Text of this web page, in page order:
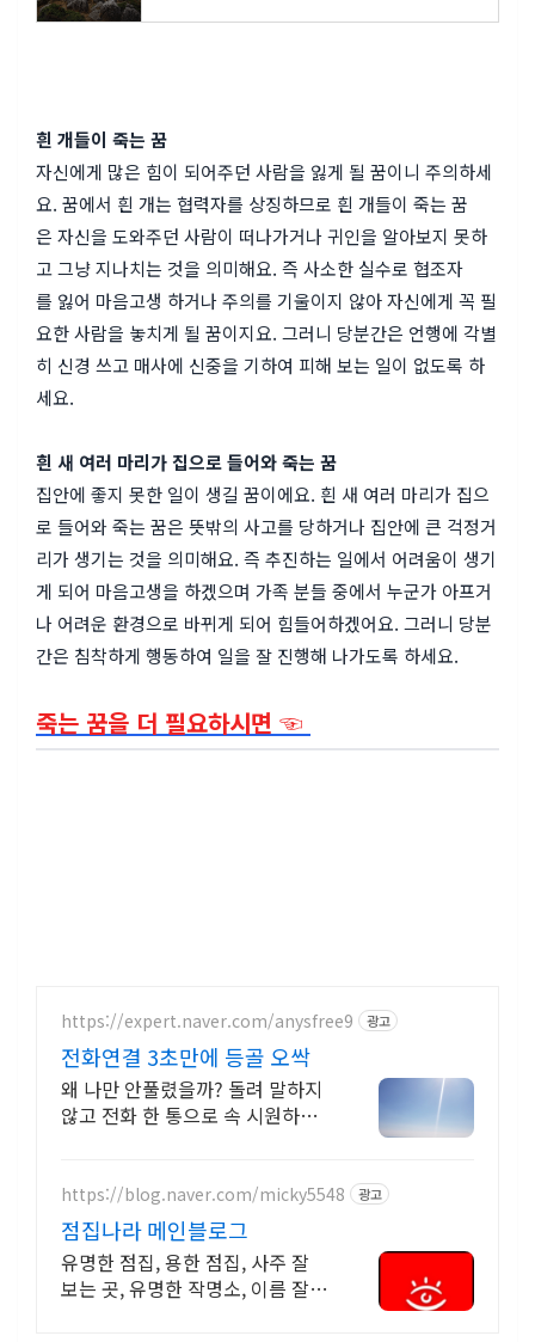
흰 개들이 죽는 꿈
자신에게 많은 힘이 되어주던 사람을 잃게 될 꿈이니 주의하세
요. 꿈에서 흰 개는 협력자를 상징하므로 흰 개들이 죽는 꿈
은 자신을 도와주던 사람이 떠나가거나 귀인을 알아보지 못하
고 그냥 지나치는 것을 의미해요. 즉 사소한 실수로 협조자
를 잃어 마음고생 하거나 주의를 기울이지 않아 자신에게 꼭 필
요한 사람을 놓치게 될 꿈이지요. 그러니 당분간은 언행에 각별
히 신경 쓰고 매사에 신중을 기하여 피해 보는 일이 없도록 하
세요.
흰 새 여러 마리가 집으로 들어와 죽는 꿈
집안에 좋지 못한 일이 생길 꿈이에요. 흰 새 여러 마리가 집으
로 들어와 죽는 꿈은 뜻밖의 사고를 당하거나 집안에 큰 걱정거
리가 생기는 것을 의미해요. 즉 추진하는 일에서 어려움이 생기
게 되어 마음고생을 하겠으며 가족 분들 중에서 누군가 아프거
나 어려운 환경으로 바뀌게 되어 힘들어하겠어요. 그러니 당분
간은 침착하게 행동하여 일을 잘 진행해 나가도록 하세요.
죽는 꿈을 더 필요하시면 ☜
https://expert.naver.com/anysfree9 광고
전화연결 3초만에 등골 오싹
왜 나만 안풀렸을까? 돌려 말하지
않고 전화 한 통으로 속 시원하게
https://blog.naver.com/micky5548 광고
점집나라 메인블로그
유명한 점집, 용한 점집, 사주 잘
보는 곳, 유명한 작명소, 이름 잘